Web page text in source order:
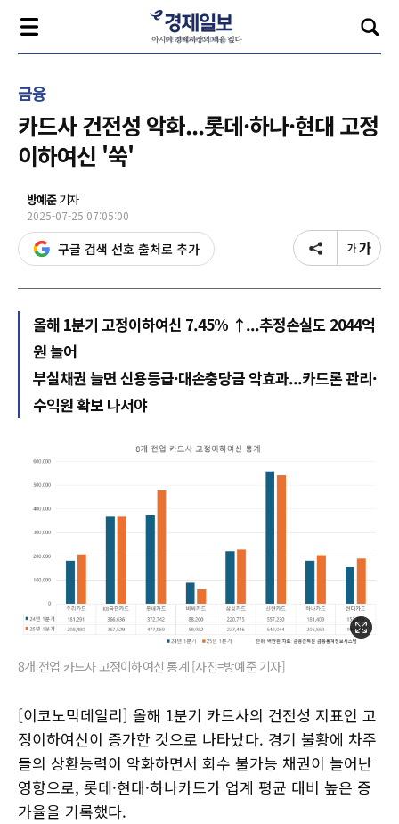
금융
카드사 건전성 악화...롯데·하나·현대 고정
이하여신 '쑥'
방예준기자
2025-07-25 07:05:00
구글 검색 선호 출처로 추가
올해 1분기 고정이하여신 7.45% ↑...추정손실도 2044억
원 늘어
부실채권 늘면 신용등급·대손충당금 악효과...카드론 관리·
수익원 확보 나서야
8개 전업 카드사 고정이하여신 통계 [사진=방예준 기자]
[이코노믹데일리] 올해 1분기 카드사의 건전성 지표인 고
정이하여신이 증가한 것으로 나타났다. 경기 불황에 차주
들의 상환능력이 악화하면서 회수 불가능 채권이 늘어난
영향으로, 롯데·현대·하나카드가 업계 평균 대비 높은 증
가율을 기록했다.